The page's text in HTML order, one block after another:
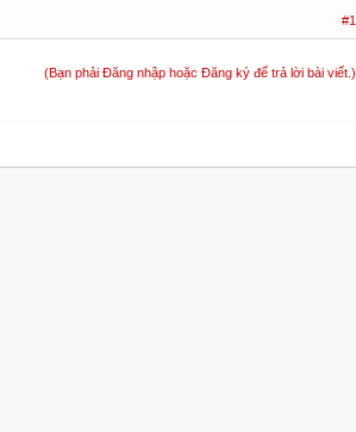
#1
(Bạn phải Đăng nhập hoặc Đăng ký để trả lời bài viết.)